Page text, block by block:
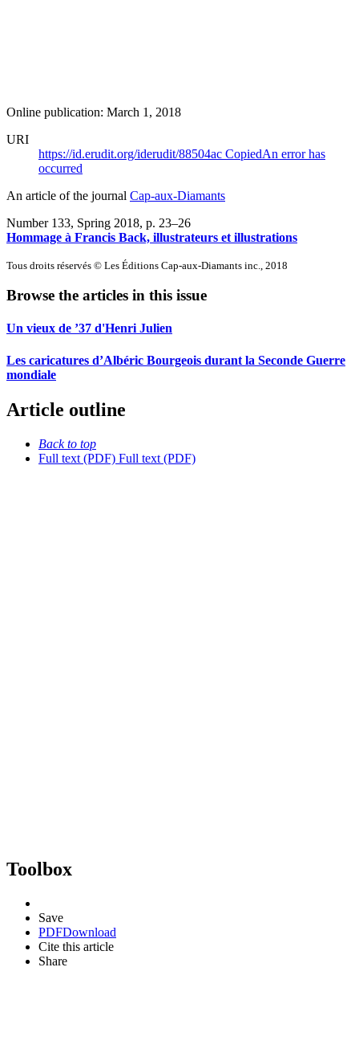
Online publication: March 1, 2018
URI
https://id.erudit.org/iderudit/88504ac CopiedAn error has
occurred
An article of the journal Cap-aux-Diamants
Number 133, Spring 2018, p. 23–26
Hommage à Francis Back, illustrateurs et illustrations
Tous droits réservés © Les Éditions Cap-aux-Diamants inc., 2018
Browse the articles in this issue
Un vieux de ’37 d'Henri Julien
Les caricatures d’Albéric Bourgeois durant la Seconde Guerre
mondiale
Article outline
Back to top
Full text (PDF) Full text (PDF)
Toolbox
Save
PDFDownload
Cite this article
Share